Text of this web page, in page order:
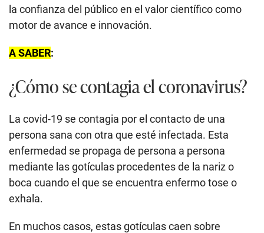
la confianza del público en el valor científico como
motor de avance e innovación.
A SABER:
¿Cómo se contagia el coronavirus?
La covid-19 se contagia por el contacto de una
persona sana con otra que esté infectada. Esta
enfermedad se propaga de persona a persona
mediante las gotículas procedentes de la nariz o
boca cuando el que se encuentra enfermo tose o
exhala.
En muchos casos, estas gotículas caen sobre